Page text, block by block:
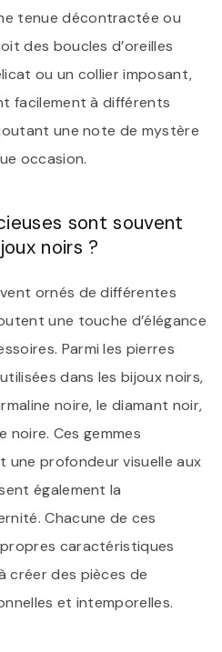
tenue décontractée ou
des boucles d’oreilles
ou un collier imposant,
facilement à différents
une note de mystère
occasion.
sont souvent
noirs ?
ornés de différentes
une touche d’élégance
Parmi les pierres
dans les bijoux noirs,
noire, le diamant noir,
noire. Ces gemmes
profondeur visuelle aux
également la
Chacune de ces
caractéristiques
créer des pièces de
et intemporelles.